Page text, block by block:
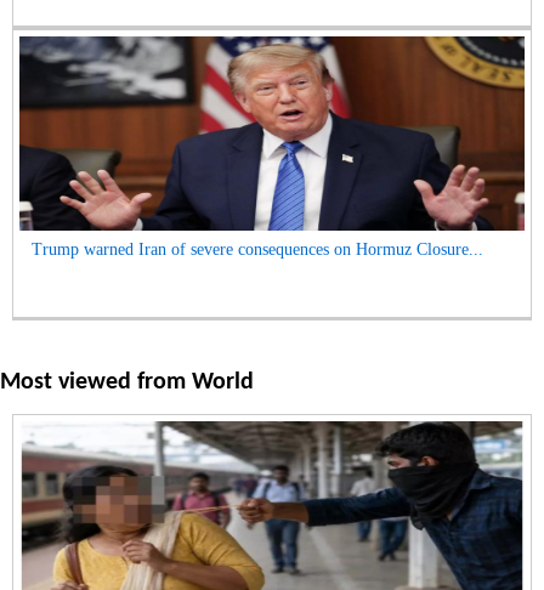
Trump warned Iran of severe consequences on Hormuz Closure...
Most viewed from World